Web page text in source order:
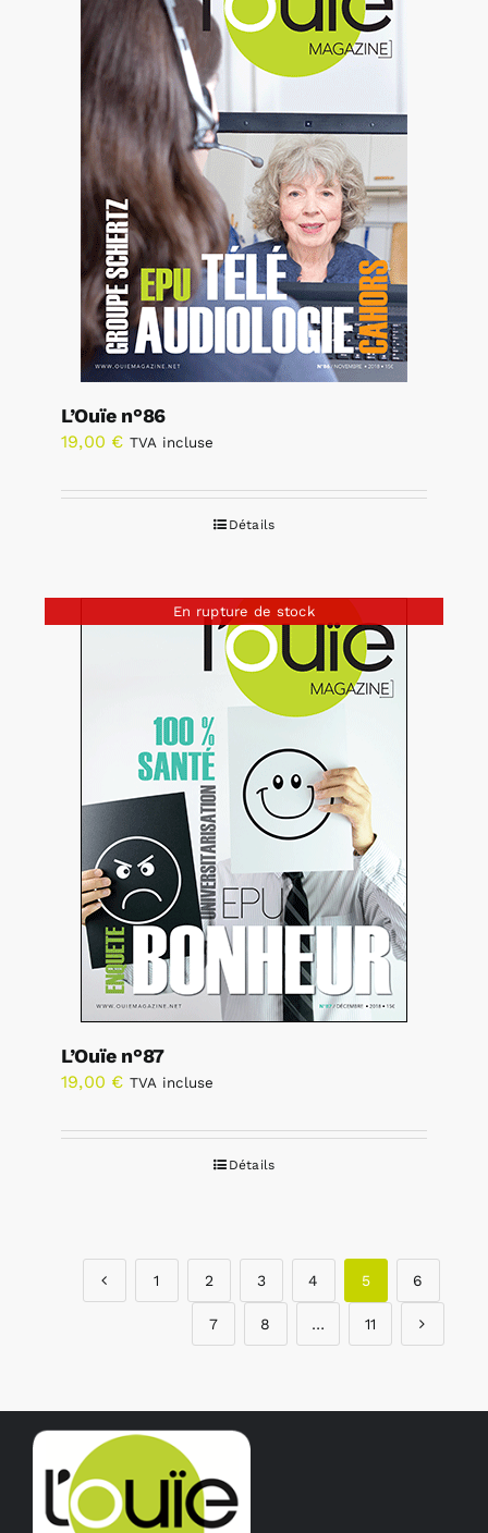
L’Ouïe n°86
19,00 € TVA incluse
Détails
En rupture de stock
L’Ouïe n°87
19,00 € TVA incluse
Détails
1 2 3 4 5 6
7 8 … 11